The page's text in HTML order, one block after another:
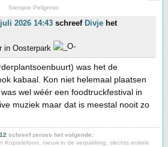
Siempre Peligroso
2026 14:43 schreef Divje het
in Oosterpark
was het de
kabaal. Kon niet helemaal plaatsen
wel wéér een foodtruckfestival in
muziek maar dat is meestal nooit zo
schreef zeross het volgende:
Koptelefoon, nieuw in de verpakking, slechts enkele